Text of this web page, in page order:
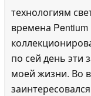
технологиям
времена
по сей день эти
моей жизни. Во